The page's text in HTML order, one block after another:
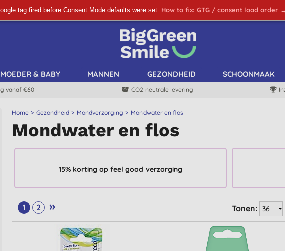
tag fired before Consent Mode defaults were set. How to fix: GTG / consent load order
SCHRIJF ME IN!
MOEDER & BABY MANNEN GEZONDHEID SCHOONMAAK
vanaf €60 CO2 neutrale levering
Home Gezondheid Mondverzorging Mondwater en flos
Mondwater en flos
15% korting op feel good verzorging
1 2 » Tonen: